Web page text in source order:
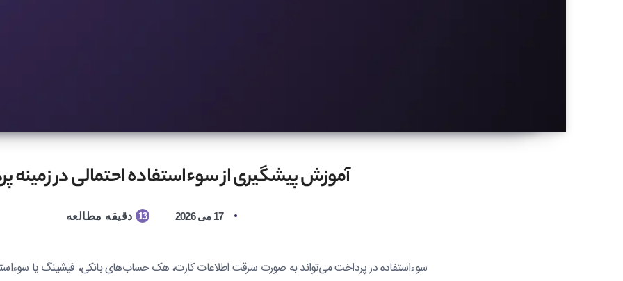
آموزش پیشگیری از سوءاستفاده احتمالی در زمینه
17 می 2026 13 دقیقه مطالعه
سوءاستفاده در پرداخت‌ می‌تواند به صورت سرقت اطلاعات کارت، هک حساب‌های بانکی، فیشینگ یا